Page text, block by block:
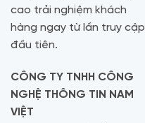
cao trải nghiệm khách
hàng ngay từ lần truy cập
đầu tiên.
CÔNG TY TNHH CÔNG
NGHỆ THÔNG TIN NAM
VIỆT